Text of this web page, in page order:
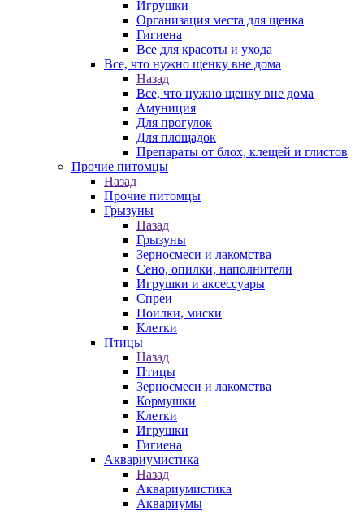
Игрушки
Организация места для щенка
Гигиена
Все для красоты и ухода
Все, что нужно щенку вне дома
Назад
Все, что нужно щенку вне дома
Амуниция
Для прогулок
Для площадок
Препараты от блох, клещей и глистов
Прочие питомцы
Назад
Прочие питомцы
Грызуны
Назад
Грызуны
Зерносмеси и лакомства
Сено, опилки, наполнители
Игрушки и аксессуары
Спреи
Поилки, миски
Клетки
Птицы
Назад
Птицы
Зерносмеси и лакомства
Кормушки
Клетки
Игрушки
Гигиена
Аквариумистика
Назад
Аквариумистика
Аквариумы